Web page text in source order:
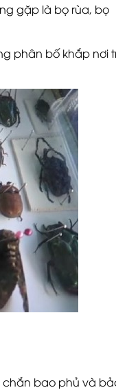
gặp là bọ rùa, bọ
phân bố khắp nơi
bao phủ và